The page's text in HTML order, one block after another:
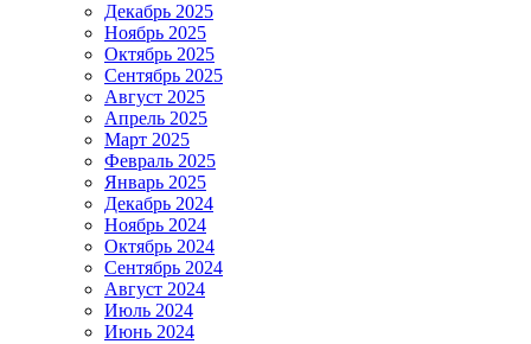
Декабрь 2025
Ноябрь 2025
Октябрь 2025
Сентябрь 2025
Август 2025
Апрель 2025
Март 2025
Февраль 2025
Январь 2025
Декабрь 2024
Ноябрь 2024
Октябрь 2024
Сентябрь 2024
Август 2024
Июль 2024
Июнь 2024